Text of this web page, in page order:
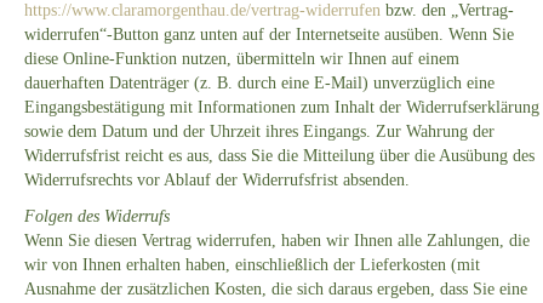
https://www.claramorgenthau.de/vertrag-widerrufen bzw. den „Vertrag-
widerrufen“-Button ganz unten auf der Internetseite ausüben. Wenn Sie
diese Online-Funktion nutzen, übermitteln wir Ihnen auf einem
dauerhaften Datenträger (z. B. durch eine E-Mail) unverzüglich eine
Eingangsbestätigung mit Informationen zum Inhalt der Widerrufserklärung
sowie dem Datum und der Uhrzeit ihres Eingangs. Zur Wahrung der
Widerrufsfrist reicht es aus, dass Sie die Mitteilung über die Ausübung des
Widerrufsrechts vor Ablauf der Widerrufsfrist absenden.
Folgen des Widerrufs
Wenn Sie diesen Vertrag widerrufen, haben wir Ihnen alle Zahlungen, die
wir von Ihnen erhalten haben, einschließlich der Lieferkosten (mit
Ausnahme der zusätzlichen Kosten, die sich daraus ergeben, dass Sie eine